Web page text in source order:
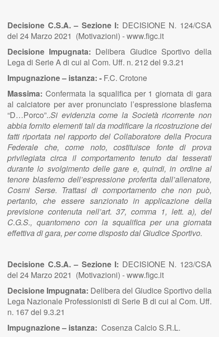
Decisione C.S.A. – Sezione I: DECISIONE N. 124/CSA
del 24 Marzo 2021 (Motivazioni) - www.figc.it
Decisione Impugnata: Delibera Giudice Sportivo della
Lega di Serie A di cui al Com. Uff. n. 212 del 9.3.21
Impugnazione – istanza: - F.C. Crotone
Massima: Confermata la squalifica per 1 giornata di gara
al calciatore per aver pronunciato l’espressione blasfema
“D…Porco”..Si evidenzia come la Società ricorrente non
abbia fornito elementi tali da modificare la ricostruzione dei
fatti riportata nel rapporto del Collaboratore della Procura
Federale che, come noto, costituisce fonte di prova
privilegiata circa il comportamento tenuto dai tesserati
durante lo svolgimento delle gare e, quindi, in ordine al
tenore blasfemo dell’espressione proferita dall’allenatore,
Cosmi Serse. Trattasi di comportamento che non può,
pertanto, che essere sanzionato in applicazione della
previsione contenuta nell’art. 37, comma 1, lett. a), del
C.G.S., quantomeno con la squalifica per una giornata
effettiva di gara, per come disposto dal Giudice Sportivo.
Decisione C.S.A. – Sezione I: DECISIONE N. 123/CSA
del 24 Marzo 2021 (Motivazioni) - www.figc.it
Decisione Impugnata: Delibera del Giudice Sportivo della
Lega Nazionale Professionisti di Serie B di cui al Com. Uff.
n. 167 del 9.3.21
Impugnazione – istanza: Cosenza Calcio S.R.L.